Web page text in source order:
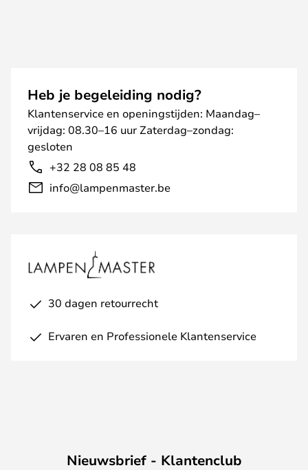
Heb je begeleiding nodig?
Klantenservice en openingstijden: Maandag–
vrijdag: 08.30–16 uur Zaterdag–zondag:
gesloten
+32 28 08 85 48
info@lampenmaster.be
30 dagen retourrecht
Ervaren en Professionele Klantenservice
Nieuwsbrief - Klantenclub